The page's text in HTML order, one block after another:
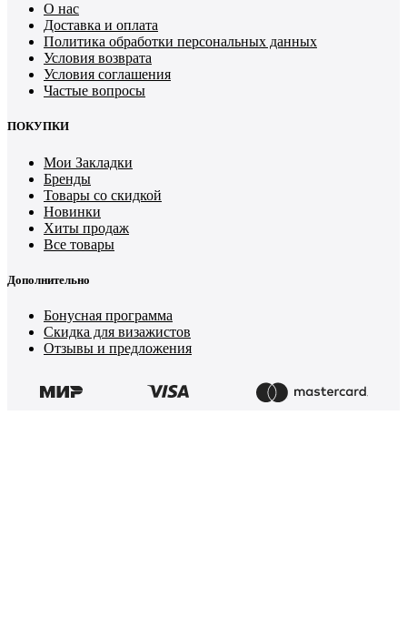
О нас
Доставка и оплата
Политика обработки персональных данных
Условия возврата
Условия соглашения
Частые вопросы
ПОКУПКИ
Мои Закладки
Бренды
Товары со скидкой
Новинки
Хиты продаж
Все товары
Дополнительно
Бонусная программа
Скидка для визажистов
Отзывы и предложения